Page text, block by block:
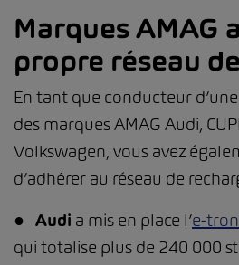
Marques AMAG
propre réseau
En tant que conducteur
des marques AMAG Audi,
Volkswagen, vous avez
d’adhérer au réseau de
● Audi a mis en place l’e-
qui totalise plus de 240 000